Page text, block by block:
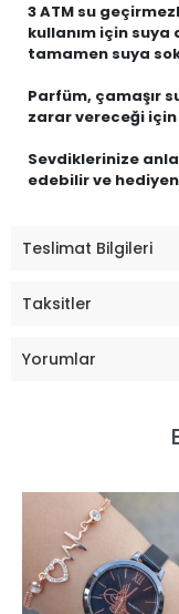
3 ATM su
kullanım için suya
tamamen suya
Parfüm, çamaşır
zarar vereceği için
Sevdiklerinize
edebilir ve
Teslimat Bilgileri
Taksitler
Yorumlar